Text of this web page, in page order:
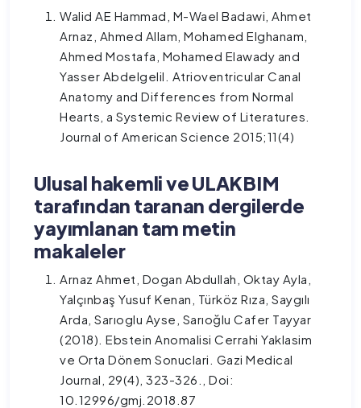
Walid AE Hammad, M-Wael Badawi, Ahmet
Arnaz, Ahmed Allam, Mohamed Elghanam,
Ahmed Mostafa, Mohamed Elawady and
Yasser Abdelgelil. Atrioventricular Canal
Anatomy and Differences from Normal
Hearts, a Systemic Review of Literatures.
Journal of American Science 2015;11(4)
Ulusal hakemli ve ULAKBIM
tarafından taranan dergilerde
yayımlanan tam metin
makaleler
Arnaz Ahmet, Dogan Abdullah, Oktay Ayla,
Yalçınbaş Yusuf Kenan, Türköz Rıza, Saygılı
Arda, Sarıoglu Ayse, Sarıoğlu Cafer Tayyar
(2018). Ebstein Anomalisi Cerrahi Yaklasim
ve Orta Dönem Sonuclari. Gazi Medical
Journal, 29(4), 323-326., Doi:
10.12996/gmj.2018.87